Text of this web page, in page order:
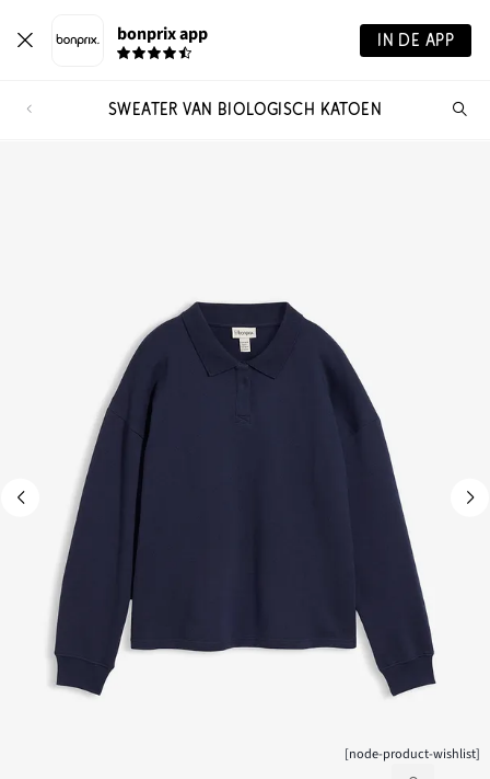
bonprix app IN DE APP
SWEATER VAN BIOLOGISCH KATOEN
[node-product-wishlist]